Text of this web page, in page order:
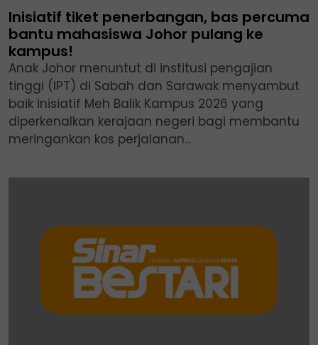
Inisiatif tiket penerbangan, bas percuma
bantu mahasiswa Johor pulang ke
kampus!
Anak Johor menuntut di institusi pengajian
tinggi (IPT) di Sabah dan Sarawak menyambut
baik inisiatif Meh Balik Kampus 2026 yang
diperkenalkan kerajaan negeri bagi membantu
meringankan kos perjalanan...